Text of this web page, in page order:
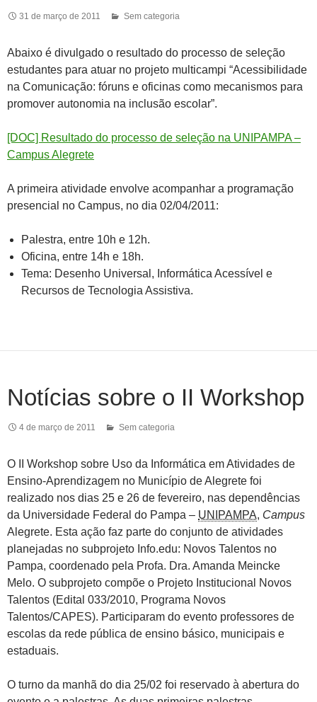
31 de março de 2011 Sem categoria
Abaixo é divulgado o resultado do processo de seleção
estudantes para atuar no projeto multicampi “Acessibilidade
na Comunicação: fóruns e oficinas como mecanismos para
promover autonomia na inclusão escolar”.
[DOC] Resultado do processo de seleção na UNIPAMPA –
Campus Alegrete
A primeira atividade envolve acompanhar a programação
presencial no Campus, no dia 02/04/2011:
Palestra, entre 10h e 12h.
Oficina, entre 14h e 18h.
Tema: Desenho Universal, Informática Acessível e
Recursos de Tecnologia Assistiva.
Notícias sobre o II Workshop
4 de março de 2011 Sem categoria
O II Workshop sobre Uso da Informática em Atividades de
Ensino-Aprendizagem no Município de Alegrete foi
realizado nos dias 25 e 26 de fevereiro, nas dependências
da Universidade Federal do Pampa – UNIPAMPA, Campus
Alegrete. Esta ação faz parte do conjunto de atividades
planejadas no subprojeto Info.edu: Novos Talentos no
Pampa, coordenado pela Profa. Dra. Amanda Meincke
Melo. O subprojeto compõe o Projeto Institucional Novos
Talentos (Edital 033/2010, Programa Novos
Talentos/CAPES). Participaram do evento professores de
escolas da rede pública de ensino básico, municipais e
estaduais.
O turno da manhã do dia 25/02 foi reservado à abertura do